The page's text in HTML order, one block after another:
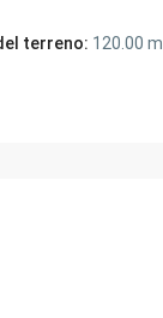
terreno: 120.00 m